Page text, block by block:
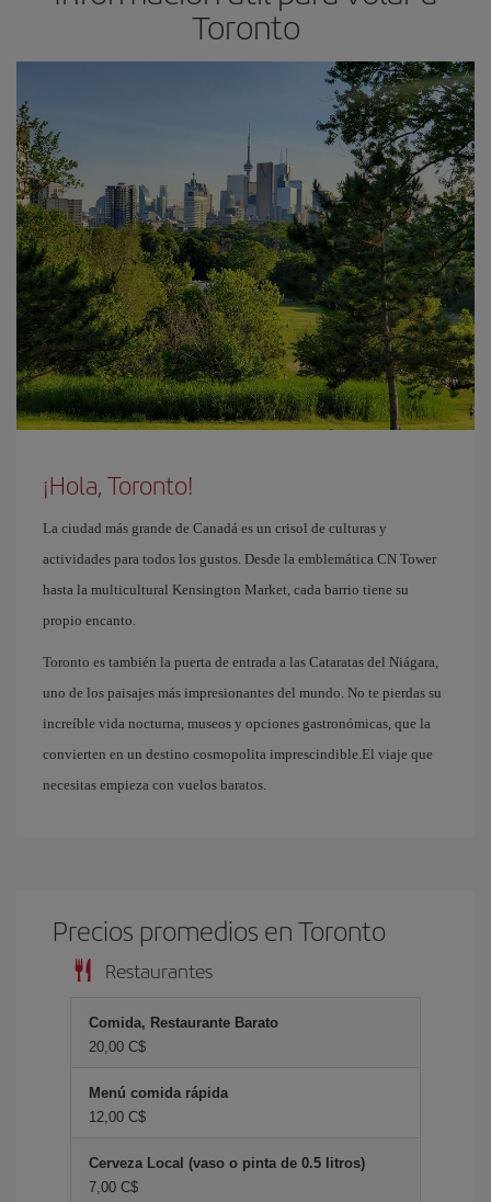
Toronto
¡Hola, Toronto!
La ciudad más grande de Canadá es un crisol de culturas y
actividades para todos los gustos. Desde la emblemática CN Tower
hasta la multicultural Kensington Market, cada barrio tiene su
propio encanto.
Toronto es también la puerta de entrada a las Cataratas del Niágara,
uno de los paisajes más impresionantes del mundo. No te pierdas su
increíble vida nocturna, museos y opciones gastronómicas, que la
convierten en un destino cosmopolita imprescindible.El viaje que
necesitas empieza con vuelos baratos.
Precios promedios en Toronto
Restaurantes
Comida, Restaurante Barato
20,00 C$
Menú comida rápida
12,00 C$
Cerveza Local (vaso o pinta de 0.5 litros)
7,00 C$